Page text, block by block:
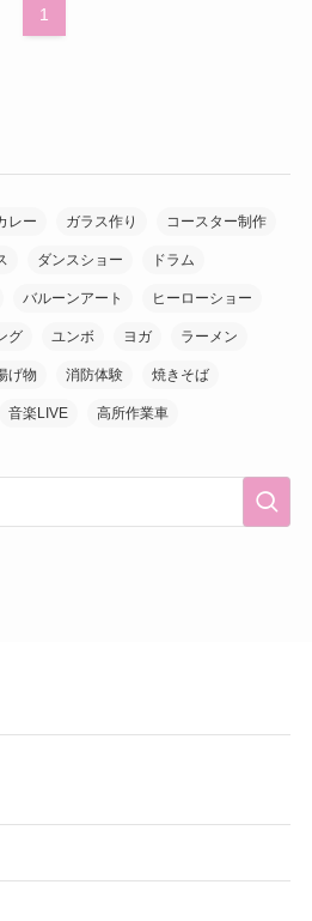
1
レー ガラス作り コースター制作
ダンスショー ドラム
バルーンアート ヒーローショー
グ ユンボ ヨガ ラーメン
げ物 消防体験 焼きそば
音楽LIVE 高所作業車